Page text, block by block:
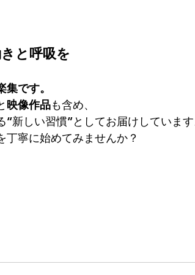
と呼吸を
です。
映像作品も含め、
新しい習慣”としてお届けしていま
寧に始めてみませんか？